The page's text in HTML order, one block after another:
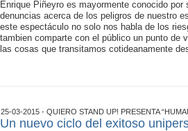
Enrique Piñeyro es mayormente conocido por
denuncias acerca de los peligros de nuestro
este espectáculo no solo nos habla de los
tambien comparte con el público un punto de
las cosas que transitamos cotideanamente
25-03-2015 - QUIERO STAND UP! PRESENTA
Un nuevo ciclo del exitoso